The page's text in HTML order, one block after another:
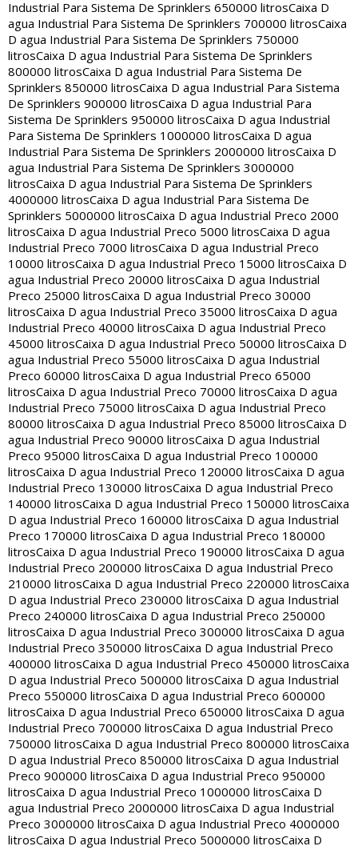
Industrial Para Sistema De Sprinklers 650000 litrosCaixa D
agua Industrial Para Sistema De Sprinklers 700000 litrosCaixa
D agua Industrial Para Sistema De Sprinklers 750000
litrosCaixa D agua Industrial Para Sistema De Sprinklers
800000 litrosCaixa D agua Industrial Para Sistema De
Sprinklers 850000 litrosCaixa D agua Industrial Para Sistema
De Sprinklers 900000 litrosCaixa D agua Industrial Para
Sistema De Sprinklers 950000 litrosCaixa D agua Industrial
Para Sistema De Sprinklers 1000000 litrosCaixa D agua
Industrial Para Sistema De Sprinklers 2000000 litrosCaixa D
agua Industrial Para Sistema De Sprinklers 3000000
litrosCaixa D agua Industrial Para Sistema De Sprinklers
4000000 litrosCaixa D agua Industrial Para Sistema De
Sprinklers 5000000 litrosCaixa D agua Industrial Preco 2000
litrosCaixa D agua Industrial Preco 5000 litrosCaixa D agua
Industrial Preco 7000 litrosCaixa D agua Industrial Preco
10000 litrosCaixa D agua Industrial Preco 15000 litrosCaixa D
agua Industrial Preco 20000 litrosCaixa D agua Industrial
Preco 25000 litrosCaixa D agua Industrial Preco 30000
litrosCaixa D agua Industrial Preco 35000 litrosCaixa D agua
Industrial Preco 40000 litrosCaixa D agua Industrial Preco
45000 litrosCaixa D agua Industrial Preco 50000 litrosCaixa D
agua Industrial Preco 55000 litrosCaixa D agua Industrial
Preco 60000 litrosCaixa D agua Industrial Preco 65000
litrosCaixa D agua Industrial Preco 70000 litrosCaixa D agua
Industrial Preco 75000 litrosCaixa D agua Industrial Preco
80000 litrosCaixa D agua Industrial Preco 85000 litrosCaixa D
agua Industrial Preco 90000 litrosCaixa D agua Industrial
Preco 95000 litrosCaixa D agua Industrial Preco 100000
litrosCaixa D agua Industrial Preco 120000 litrosCaixa D agua
Industrial Preco 130000 litrosCaixa D agua Industrial Preco
140000 litrosCaixa D agua Industrial Preco 150000 litrosCaixa
D agua Industrial Preco 160000 litrosCaixa D agua Industrial
Preco 170000 litrosCaixa D agua Industrial Preco 180000
litrosCaixa D agua Industrial Preco 190000 litrosCaixa D agua
Industrial Preco 200000 litrosCaixa D agua Industrial Preco
210000 litrosCaixa D agua Industrial Preco 220000 litrosCaixa
D agua Industrial Preco 230000 litrosCaixa D agua Industrial
Preco 240000 litrosCaixa D agua Industrial Preco 250000
litrosCaixa D agua Industrial Preco 300000 litrosCaixa D agua
Industrial Preco 350000 litrosCaixa D agua Industrial Preco
400000 litrosCaixa D agua Industrial Preco 450000 litrosCaixa
D agua Industrial Preco 500000 litrosCaixa D agua Industrial
Preco 550000 litrosCaixa D agua Industrial Preco 600000
litrosCaixa D agua Industrial Preco 650000 litrosCaixa D agua
Industrial Preco 700000 litrosCaixa D agua Industrial Preco
750000 litrosCaixa D agua Industrial Preco 800000 litrosCaixa
D agua Industrial Preco 850000 litrosCaixa D agua Industrial
Preco 900000 litrosCaixa D agua Industrial Preco 950000
litrosCaixa D agua Industrial Preco 1000000 litrosCaixa D
agua Industrial Preco 2000000 litrosCaixa D agua Industrial
Preco 3000000 litrosCaixa D agua Industrial Preco 4000000
litrosCaixa D agua Industrial Preco 5000000 litrosCaixa D